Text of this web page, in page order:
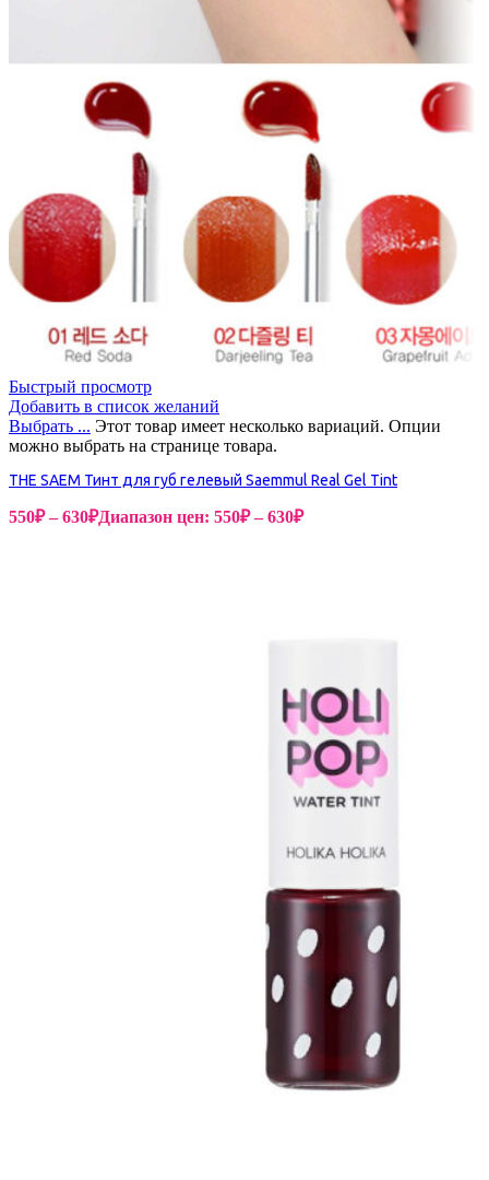
Быстрый просмотр
Добавить в список желаний
Выбрать ... Этот товар имеет несколько вариаций. Опции
можно выбрать на странице товара.
THE SAEM Тинт для губ гелевый Saemmul Real Gel Tint
550₽ – 630₽Диапазон цен: 550₽ – 630₽